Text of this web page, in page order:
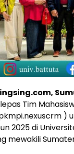
Tim
)
2025 di
mewakili